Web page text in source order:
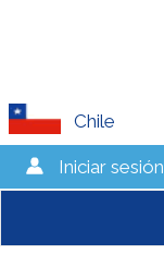
Chile
Iniciar sesión